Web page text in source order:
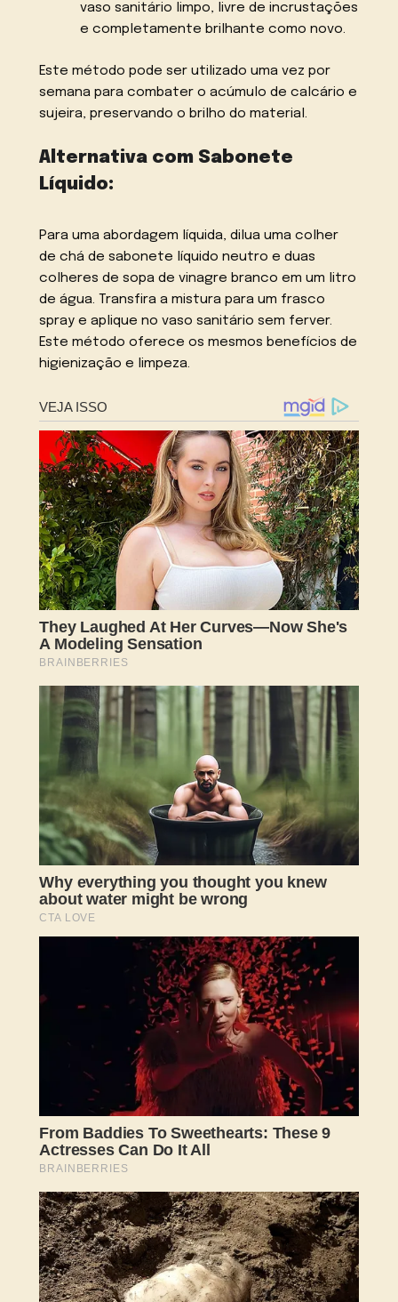
vaso sanitário limpo, livre de incrustações
e completamente brilhante como novo.
Este método pode ser utilizado uma vez por
semana para combater o acúmulo de calcário e
sujeira, preservando o brilho do material.
Alternativa com Sabonete
Líquido:
Para uma abordagem líquida, dilua uma colher
de chá de sabonete líquido neutro e duas
colheres de sopa de vinagre branco em um litro
de água. Transfira a mistura para um frasco
spray e aplique no vaso sanitário sem ferver.
Este método oferece os mesmos benefícios de
higienização e limpeza.